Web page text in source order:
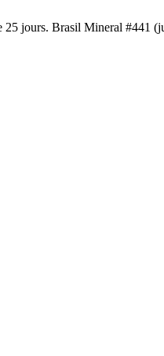
jours. Brasil Mineral #441